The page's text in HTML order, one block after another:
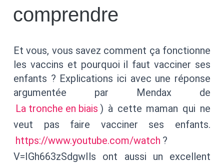
comprendre
Et vous, vous savez comment ça fonctionne
les vaccins et pourquoi il faut vacciner ses
enfants ? Explications ici avec une réponse
argumentée par Mendax de
La tronche en biais ) à cette maman qui ne
veut pas faire vacciner ses enfants.
https://www.youtube.com/watch ?
V=IGh663zSdgwIls ont aussi un excellent